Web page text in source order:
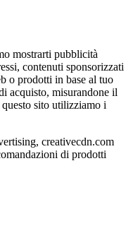
mostrarti pubblicità
contenuti sponsorizzati
o prodotti in base al tuo
acquisto, misurandone il
sito utilizziamo i
creativecdn.com
di prodotti